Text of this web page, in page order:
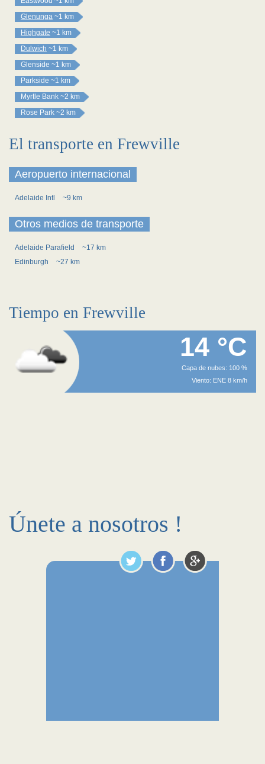
Glenunga ~1 km
Highgate ~1 km
Dulwich ~1 km
Glenside ~1 km
Parkside ~1 km
Myrtle Bank ~2 km
Rose Park ~2 km
El transporte en Frewville
Aeropuerto internacional
Adelaide Intl ~9 km
Otros medios de transporte
Adelaide Parafield
~17 km
Edinburgh
~27 km
Tiempo en Frewville
14 °C
Capa de nubes: 100 %
Viento: ENE 8 km/h
Únete a nosotros !